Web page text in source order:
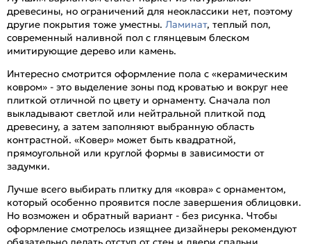
древесины, но ограничений для неоклассики нет, поэтому
другие покрытия тоже уместны. Ламинат, теплый пол,
современный наливной пол с глянцевым блеском
имитирующие дерево или камень.
Интересно смотрится оформление пола с «керамическим
ковром» - это выделение зоны под кроватью и вокруг нее
плиткой отличной по цвету и орнаменту. Сначала пол
выкладывают светлой или нейтральной плиткой под
древесину, а затем заполняют выбранную область
контрастной. «Ковер» может быть квадратной,
прямоугольной или круглой формы в зависимости от
задумки.
Лучше всего выбирать плитку для «ковра» с орнаментом,
который особенно проявится после завершения облицовки.
Но возможен и обратный вариант - без рисунка. Чтобы
оформление смотрелось изящнее дизайнеры рекомендуют